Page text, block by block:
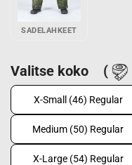
SADELAHKEET
Valitse koko (
X-Small (46) Regular
Medium (50) Regular
X-Large (54) Regular